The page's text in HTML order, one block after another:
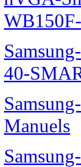
40-
Manuels